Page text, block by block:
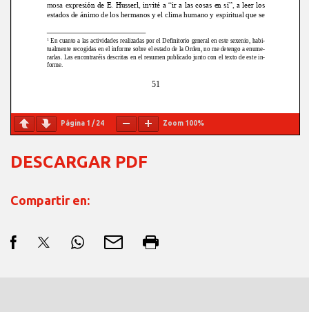
Página 1 /24 Zoom 100%
DESCARGAR PDF
Compartir en: